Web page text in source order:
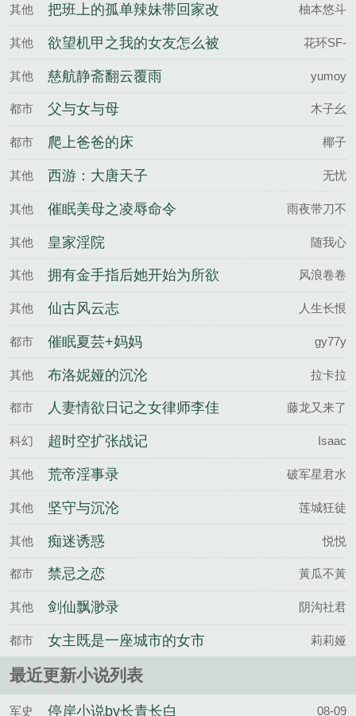
其他
把班上的孤单辣妹带回家改
造成清纯美女的故事
柚本悠斗
其他
欲望机甲之我的女友怎么被
别人驾驶了
花环SF-
其他 慈航静斋翻云覆雨 yumoy
都市 父与女与母 木子幺
都市 爬上爸爸的床 椰子
其他 西游：大唐天子 无忧
其他 催眠美母之凌辱命令 雨夜带刀不
其他 皇家淫院 随我心
其他
拥有金手指后她开始为所欲
为（nph）
风浪卷卷
其他 仙古风云志 人生长恨
都市 催眠夏芸+妈妈 gy77y
其他 布洛妮娅的沉沦 拉卡拉
都市
人妻情欲日记之女律师李佳
芯的淫乱回忆
藤龙又来了
科幻 超时空扩张战记 Isaac
其他 荒帝淫事录 破军星君水
其他 坚守与沉沦 莲城狂徒
其他 痴迷诱惑 悦悦
都市 禁忌之恋 黃瓜不黃
其他 剑仙飘渺录 阴沟社君
都市
女主既是一座城市的女市
长，背地里还是城市里成名
莉莉娅
最近更新小说列表
军史 停岸小说by长青长白 08-09